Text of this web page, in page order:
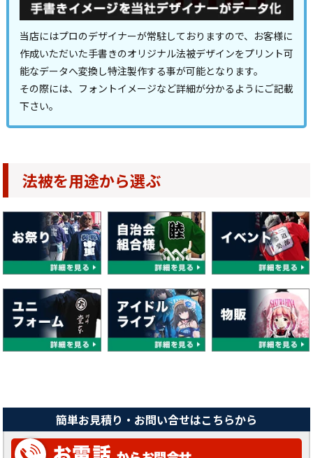
当店にはプロのデザイナーが常駐しておりますので、お客様に
作成いただいた手書きのオリジナル法被デザインをプリント可
能なデータへ変換し特注製作する事が可能となります。
その際には、フォントイメージなど詳細が分かるようにご記載
下さい。
法被を用途から選ぶ
簡単お見積り・お問い合せはこちらから